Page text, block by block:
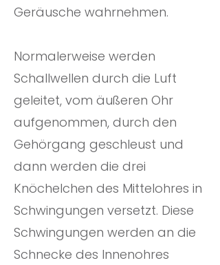
Geräusche wahrnehmen.
Normalerweise werden
Schallwellen durch die Luft
geleitet, vom äußeren Ohr
aufgenommen, durch den
Gehörgang geschleust und
dann werden die drei
Knöchelchen des Mittelohres in
Schwingungen versetzt. Diese
Schwingungen werden an die
Schnecke des Innenohres